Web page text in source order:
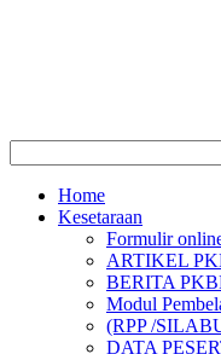
Home
Kesetaraan
Formulir
ARTIKEL
BERITA
Modul
(RPP /
DATA